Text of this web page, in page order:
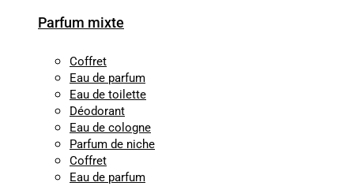
Parfum mixte
Coffret
Eau de parfum
Eau de toilette
Déodorant
Eau de cologne
Parfum de niche
Coffret
Eau de parfum